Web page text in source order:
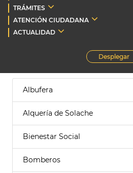
TRÁMITES
ATENCIÓN CIUDADANA
ACTUALIDAD
Desplegar
Albufera
Alquería de Solache
Bienestar Social
Bomberos